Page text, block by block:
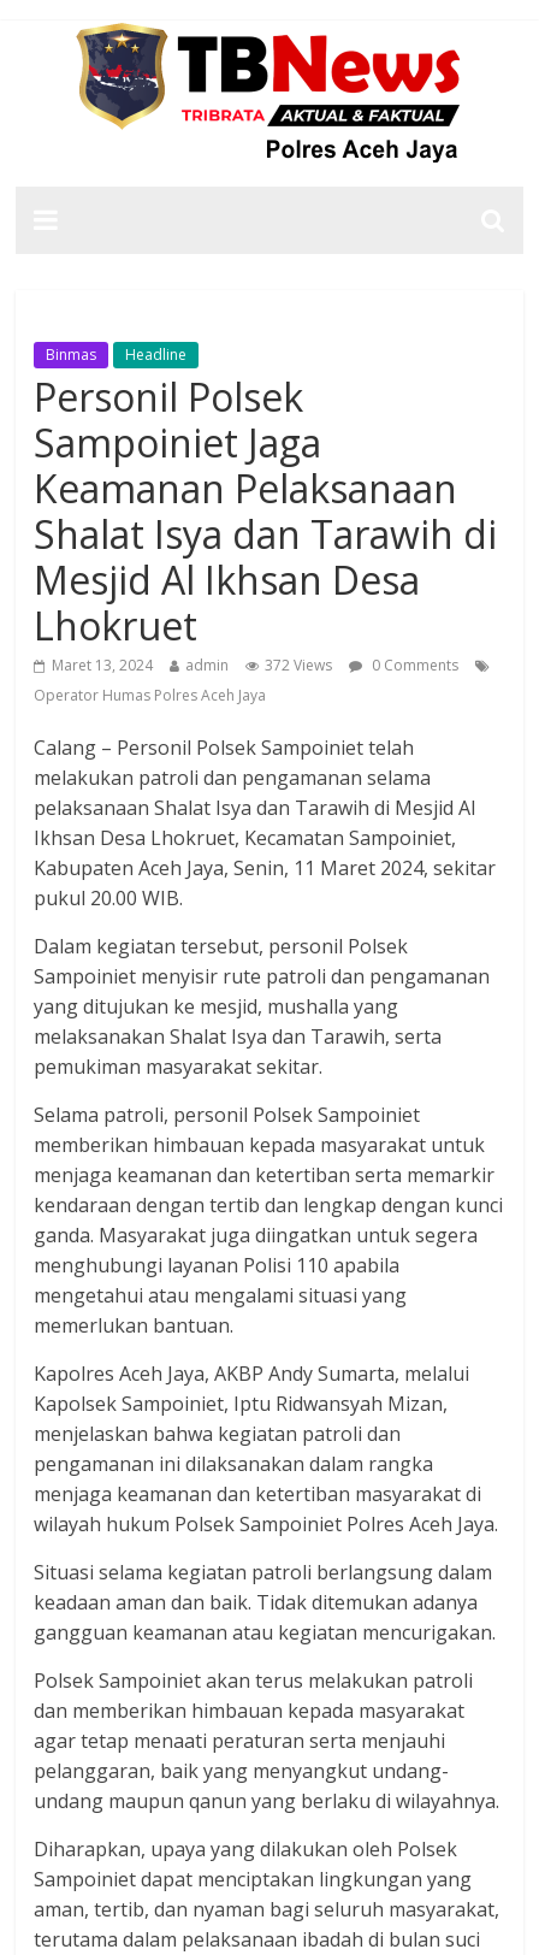
Binmas Headline
Personil Polsek
Sampoiniet Jaga
Keamanan Pelaksanaan
Shalat Isya dan Tarawih di
Mesjid Al Ikhsan Desa
Lhokruet
Maret 13, 2024 admin 372 Views
0 Comments
Operator Humas Polres Aceh Jaya
Calang – Personil Polsek Sampoiniet telah
melakukan patroli dan pengamanan selama
pelaksanaan Shalat Isya dan Tarawih di Mesjid Al
Ikhsan Desa Lhokruet, Kecamatan Sampoiniet,
Kabupaten Aceh Jaya, Senin, 11 Maret 2024, sekitar
pukul 20.00 WIB.
Dalam kegiatan tersebut, personil Polsek
Sampoiniet menyisir rute patroli dan pengamanan
yang ditujukan ke mesjid, mushalla yang
melaksanakan Shalat Isya dan Tarawih, serta
pemukiman masyarakat sekitar.
Selama patroli, personil Polsek Sampoiniet
memberikan himbauan kepada masyarakat untuk
menjaga keamanan dan ketertiban serta memarkir
kendaraan dengan tertib dan lengkap dengan kunci
ganda. Masyarakat juga diingatkan untuk segera
menghubungi layanan Polisi 110 apabila
mengetahui atau mengalami situasi yang
memerlukan bantuan.
Kapolres Aceh Jaya, AKBP Andy Sumarta, melalui
Kapolsek Sampoiniet, Iptu Ridwansyah Mizan,
menjelaskan bahwa kegiatan patroli dan
pengamanan ini dilaksanakan dalam rangka
menjaga keamanan dan ketertiban masyarakat di
wilayah hukum Polsek Sampoiniet Polres Aceh Jaya.
Situasi selama kegiatan patroli berlangsung dalam
keadaan aman dan baik. Tidak ditemukan adanya
gangguan keamanan atau kegiatan mencurigakan.
Polsek Sampoiniet akan terus melakukan patroli
dan memberikan himbauan kepada masyarakat
agar tetap menaati peraturan serta menjauhi
pelanggaran, baik yang menyangkut undang-
undang maupun qanun yang berlaku di wilayahnya.
Diharapkan, upaya yang dilakukan oleh Polsek
Sampoiniet dapat menciptakan lingkungan yang
aman, tertib, dan nyaman bagi seluruh masyarakat,
terutama dalam pelaksanaan ibadah di bulan suci